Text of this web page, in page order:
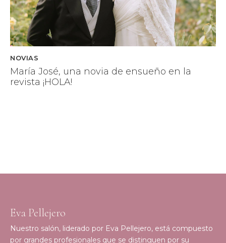
NOVIAS
María José, una novia de ensueño en la
revista ¡HOLA!
Eva Pellejero
Nuestro salón, liderado por Eva Pellejero, está compuesto
por grandes profesionales que se distinguen por su